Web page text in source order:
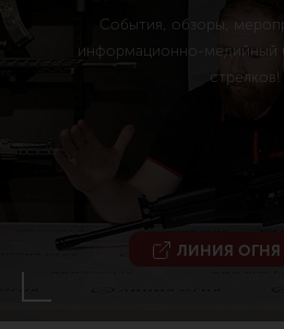
События, обзоры,
информационно-медийный
стрелков!
ЛИНИЯ ОГНЯ